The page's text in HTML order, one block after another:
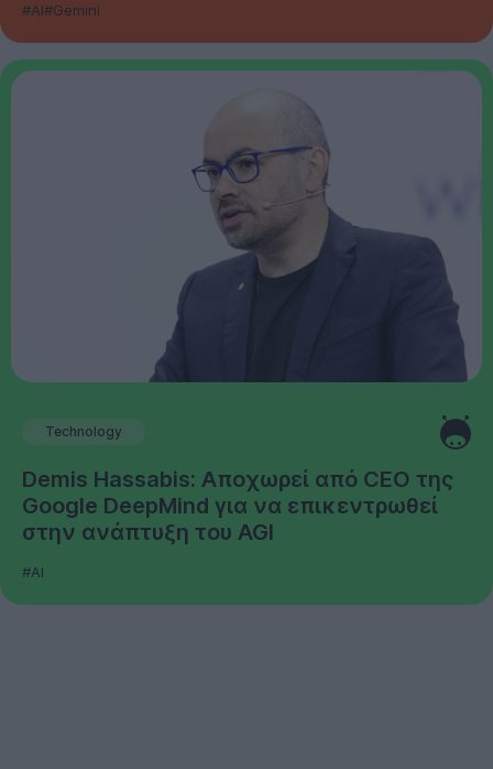
#AI#Gemini
Technology
Demis Hassabis: Αποχωρεί από CEO της
Google DeepMind για να επικεντρωθεί
στην ανάπτυξη του AGI
#AI